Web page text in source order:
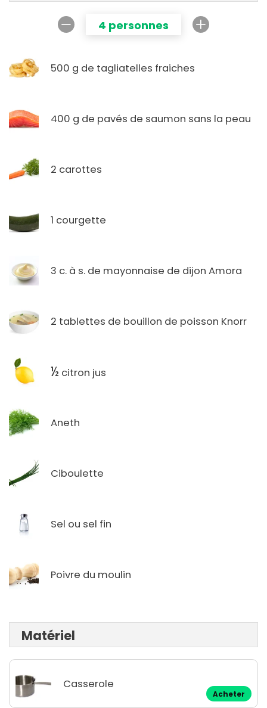
4 personnes
500 g de tagliatelles fraiches
400 g de pavés de saumon sans la peau
2 carottes
1 courgette
3 c. à s. de mayonnaise de dijon Amora
2 tablettes de bouillon de poisson Knorr
½ citron jus
Aneth
Ciboulette
Sel ou sel fin
Poivre du moulin
Matériel
Casserole
Acheter